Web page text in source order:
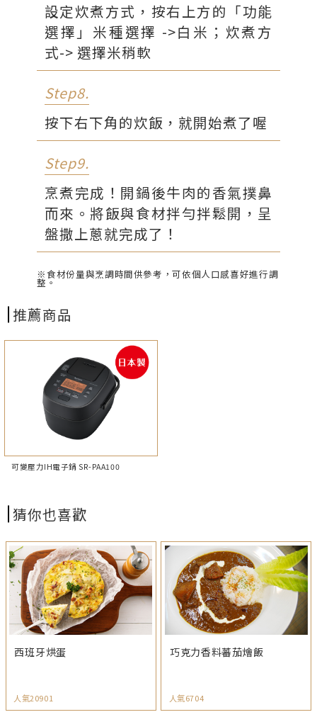
設定炊煮方式，按右上方的「功能
選擇」米種選擇 ->白米；炊煮方
式-> 選擇米稍軟
Step8.
按下右下角的炊飯，就開始煮了喔
Step9.
烹煮完成！開鍋後牛肉的香氣撲鼻
而來。將飯與食材拌勻拌鬆開，呈
盤撒上蔥就完成了！
※食材份量與烹調時間供參考，可依個人口感喜好進行調
整。
推薦商品
可變壓力IH電子鍋 SR-PAA100
猜你也喜歡
西班牙烘蛋
人氣20901
巧克力香料蕃茄燴飯
人氣6704